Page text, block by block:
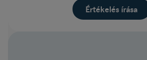
Értékelés írása​